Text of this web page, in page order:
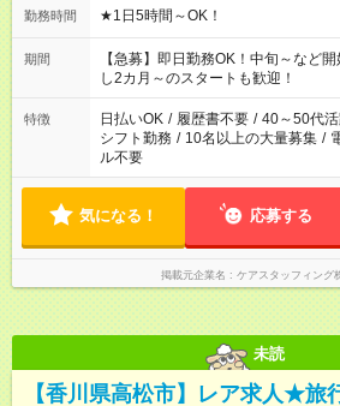
勤務時間 ★1日5時間～OK！
期間
【急募】即日勤務OK！中旬～な
し2カ月～のスタートも歓迎！
特徴 日払いOK / 履歴書不要 / 40～50代
シフト勤務 / 10名以上の大量募集 /
ル不要
気になる！ 応募する
掲載元企業名 ケアスタッフィング
未読
【香川県高松市】レア求人★旅